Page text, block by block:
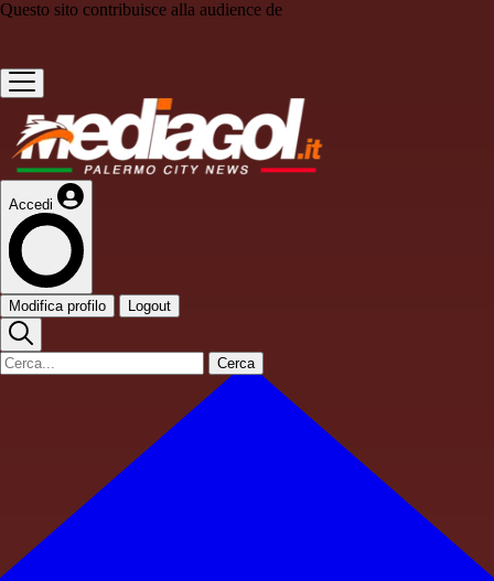
Questo sito contribuisce alla audience de
Accedi
Modifica profilo Logout
Cerca